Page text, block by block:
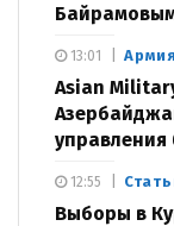
Армия
Asian
управления
13:01
Выборы в
12:55